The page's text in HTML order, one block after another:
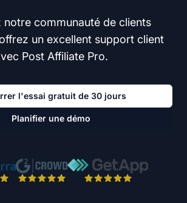
notre communauté de clients
un excellent support client
Post Affiliate Pro.
l'essai gratuit de 30 jours
Planifier une démo